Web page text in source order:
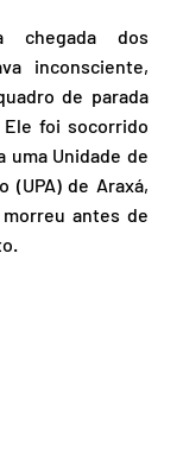
chegada dos
inconsciente,
de parada
foi socorrido
uma Unidade de
(UPA) de Araxá,
antes de